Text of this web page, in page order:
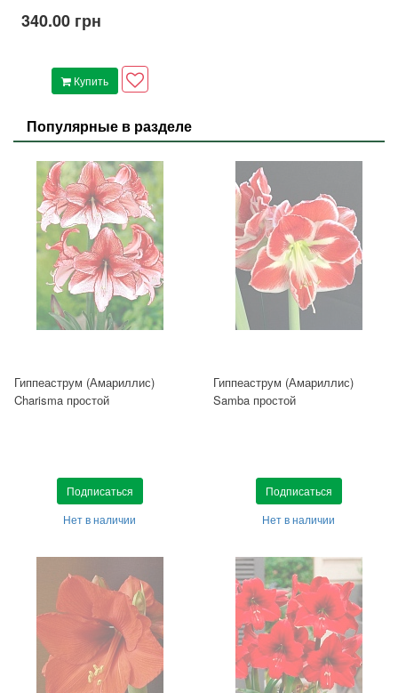
340.00 грн
Купить
Популярные в разделе
Гиппеаструм (Амариллис)
Charisma простой
Подписаться
Нет в наличии
Гиппеаструм (Амариллис)
Samba простой
Подписаться
Нет в наличии